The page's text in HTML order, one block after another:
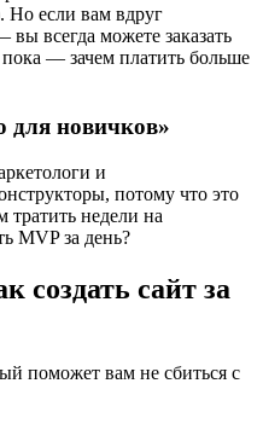
Но если вам вдруг
всегда можете заказать
— зачем платить больше
для новичков»
и
потому что это
тратить недели на
MVP за день?
создать сайт за
поможет вам не сбиться с